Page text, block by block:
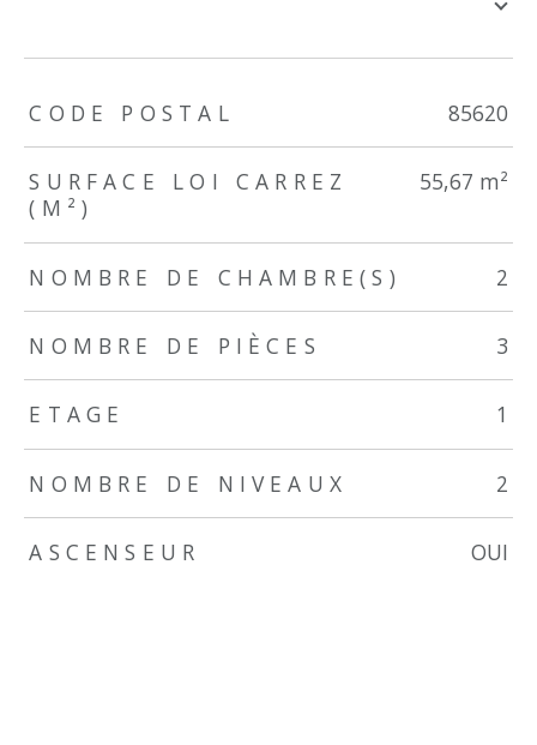
TRAD_ZEPHYR_Caracteristique TRAD_ZEPHYR_Valeurs
CODE POSTAL 85620
SURFACE LOI CARREZ
(M²)
55,67 m²
NOMBRE DE CHAMBRE(S) 2
NOMBRE DE PIÈCES 3
ETAGE 1
NOMBRE DE NIVEAUX 2
ASCENSEUR OUI